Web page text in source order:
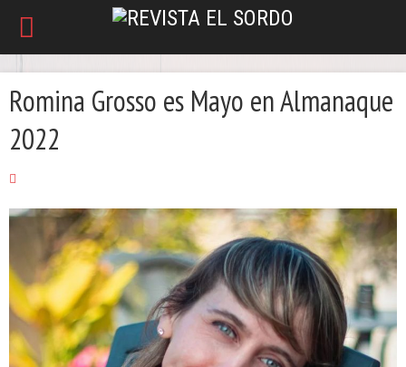
Romina Grosso es Mayo en Almanaque
2022